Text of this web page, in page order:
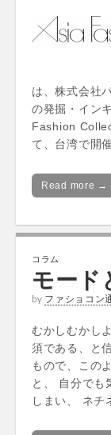
は、株式会社
の発掘・イン
Fashion
て、台湾で開
Read more →
コラム
モード
by ファショコン
むかしむかし
須である、と
もので、この
と、 自分でも
しまい、 ネチ